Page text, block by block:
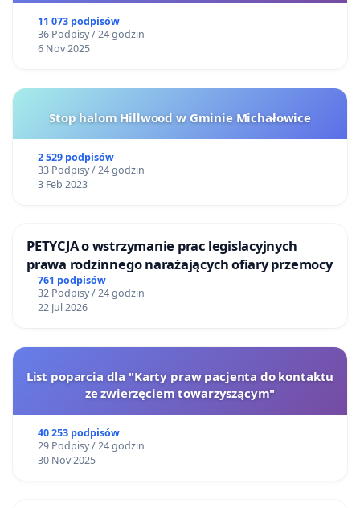
11 073 podpisów
36 Podpisy / 24 godzin
6 Nov 2025
Stop halom Hillwood w Gminie Michałowice
2 529 podpisów
33 Podpisy / 24 godzin
3 Feb 2023
PETYCJA o wstrzymanie prac legislacyjnych
prawa rodzinnego narażających ofiary przemocy
761 podpisów
32 Podpisy / 24 godzin
22 Jul 2026
List poparcia dla "Karty praw pacjenta do kontaktu
ze zwierzęciem towarzyszącym"
40 253 podpisów
29 Podpisy / 24 godzin
30 Nov 2025